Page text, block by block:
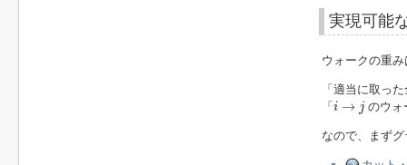
実現可能
ウォークの重
「適当に取っ
「 i → j
→ j のウォ
なので、まず